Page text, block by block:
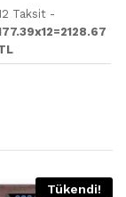
Taksit -
Tükendi!